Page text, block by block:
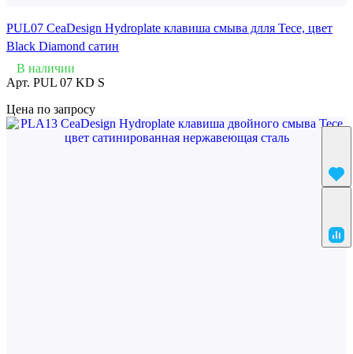
PUL07 CeaDesign Hydroplate клавиша смыва длля Tece, цвет
Black Diamond сатин
В наличии
Арт. PUL 07 KD S
Цена по запросу